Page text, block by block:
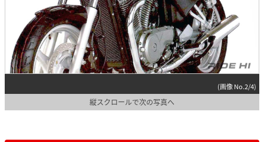
(画像 No.2/4)
縦スクロールで次の写真へ